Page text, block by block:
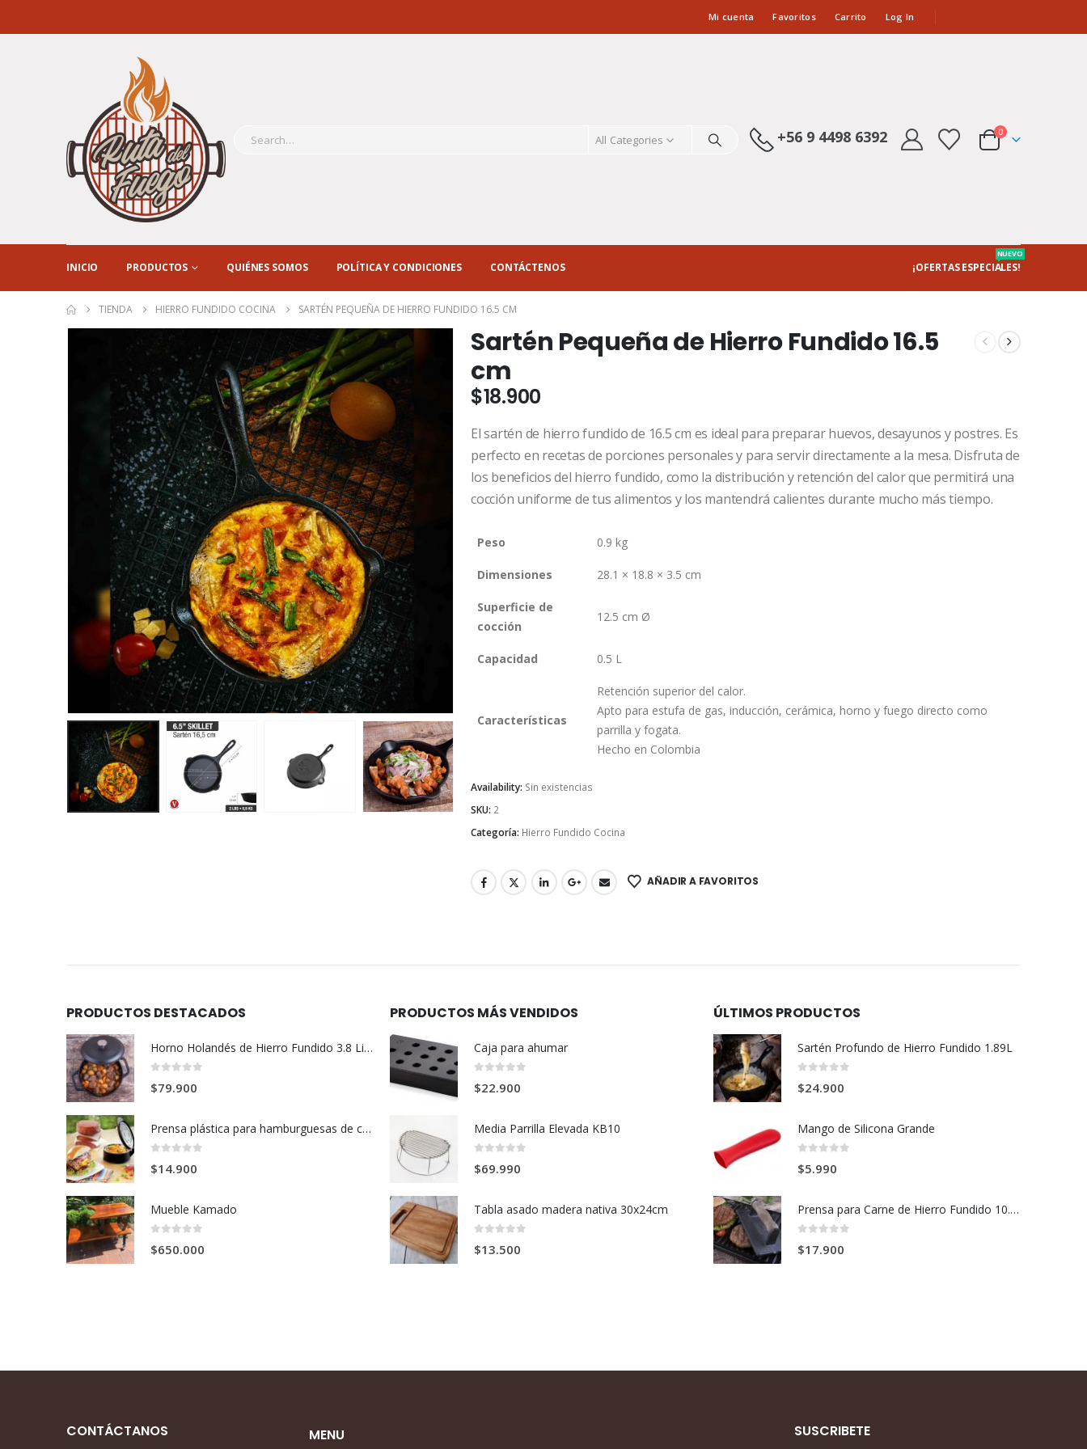
Mi cuenta Favoritos Carrito Log In
All Categories +56 9 4498 6392 0
INICIO PRODUCTOS QUIÉNES SOMOS POLÍTICA Y CONDICIONES CONTÁCTENOS ¡OFERTAS ESPECIALES!
NUEVO
TIENDA HIERRO FUNDIDO COCINA SARTÉN PEQUEÑA DE HIERRO FUNDIDO 16.5 CM
Sartén Pequeña de Hierro Fundido 16.5
cm
$18.900
El sartén de hierro fundido de 16.5 cm es ideal para preparar huevos, desayunos y postres. Es
perfecto en recetas de porciones personales y para servir directamente a la mesa. Disfruta de
los beneficios del hierro fundido, como la distribución y retención del calor que permitirá una
cocción uniforme de tus alimentos y los mantendrá calientes durante mucho más tiempo.
Peso 0.9 kg
Dimensiones 28.1 × 18.8 × 3.5 cm
Superficie de
cocción
12.5 cm Ø
Capacidad 0.5 L
Características
Retención superior del calor.
Apto para estufa de gas, inducción, cerámica, horno y fuego directo como
parrilla y fogata.
Hecho en Colombia
Availability: Sin existencias
SKU: 2
Categoría: Hierro Fundido Cocina
AÑADIR A FAVORITOS
PRODUCTOS DESTACADOS
Horno Holandés de Hierro Fundido 3.8 Litros
$79.900
Prensa plástica para hamburguesas de carne
$14.900
Mueble Kamado
$650.000
PRODUCTOS MÁS VENDIDOS
Caja para ahumar
$22.900
Media Parrilla Elevada KB10
$69.990
Tabla asado madera nativa 30x24cm
$13.500
ÚLTIMOS PRODUCTOS
Sartén Profundo de Hierro Fundido 1.89L
$24.900
Mango de Silicona Grande
$5.990
Prensa para Carne de Hierro Fundido 10.9 x 21 cm
$17.900
CONTÁCTANOS MENU SUSCRIBETE